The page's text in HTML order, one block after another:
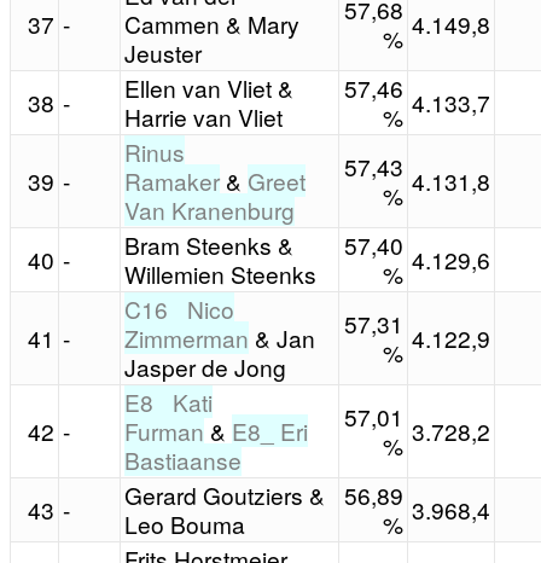
37 -
Cammen & Mary
Jeuster
57,68
% 4.149,8
38 -
Ellen van Vliet &
Harrie van Vliet
57,46
% 4.133,7
39 -
Rinus
Ramaker & Greet
Van Kranenburg
57,43
% 4.131,8
40 -
Bram Steenks &
Willemien Steenks
57,40
% 4.129,6
41 -
C16_ Nico
Zimmerman & Jan
Jasper de Jong
57,31
% 4.122,9
42 -
E8_ Kati
Furman & E8_ Eri
Bastiaanse
57,01
% 3.728,2
43 -
Gerard Goutziers &
Leo Bouma
56,89
% 3.968,4